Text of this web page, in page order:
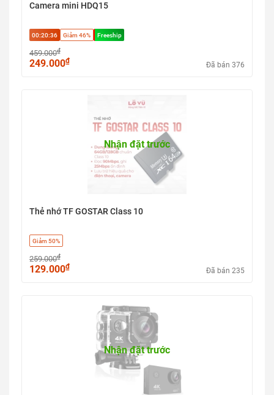
Camera mini HDQ15
00:20:35 Giảm 46% Freeship
459.000₫
249.000₫ Đã bán 376
Nhận đặt trước
Thẻ nhớ TF GOSTAR Class 10
Giảm 50%
259.000₫
129.000₫ Đã bán 235
Nhận đặt trước